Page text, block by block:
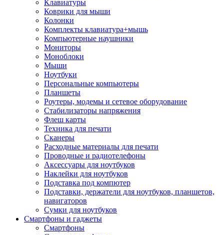
Клавиатуры
Коврики для мыши
Колонки
Комплекты клавиатура+мышь
Компьютерные наушники
Мониторы
Моноблоки
Мыши
Ноутбуки
Персональные компьютеры
Планшеты
Роутеры, модемы и сетевое оборудование
Стабилизаторы напряжения
Флеш карты
Техника для печати
Сканеры
Расходные материалы для печати
Проводные и радиотелефоны
Аксессуары для ноутбуков
Наклейки для ноутбуков
Подставка под компютер
Подставки, держатели для ноутбуков, планшетов,
навигаторов
Сумки для ноутбуков
Смартфоны и гаджеты
Смартфоны